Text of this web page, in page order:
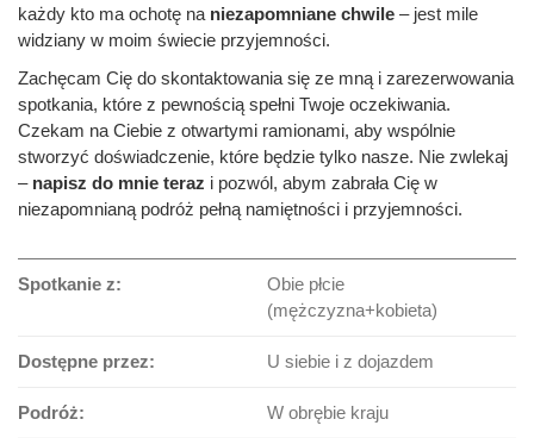
każdy kto ma ochotę na niezapomniane chwile – jest mile
widziany w moim świecie przyjemności.
Zachęcam Cię do skontaktowania się ze mną i zarezerwowania
spotkania, które z pewnością spełni Twoje oczekiwania.
Czekam na Ciebie z otwartymi ramionami, aby wspólnie
stworzyć doświadczenie, które będzie tylko nasze. Nie zwlekaj
– napisz do mnie teraz i pozwól, abym zabrała Cię w
niezapomnianą podróż pełną namiętności i przyjemności.
Spotkanie z:
Obie płcie
(mężczyzna+kobieta)
Dostępne przez: U siebie i z dojazdem
Podróż: W obrębie kraju